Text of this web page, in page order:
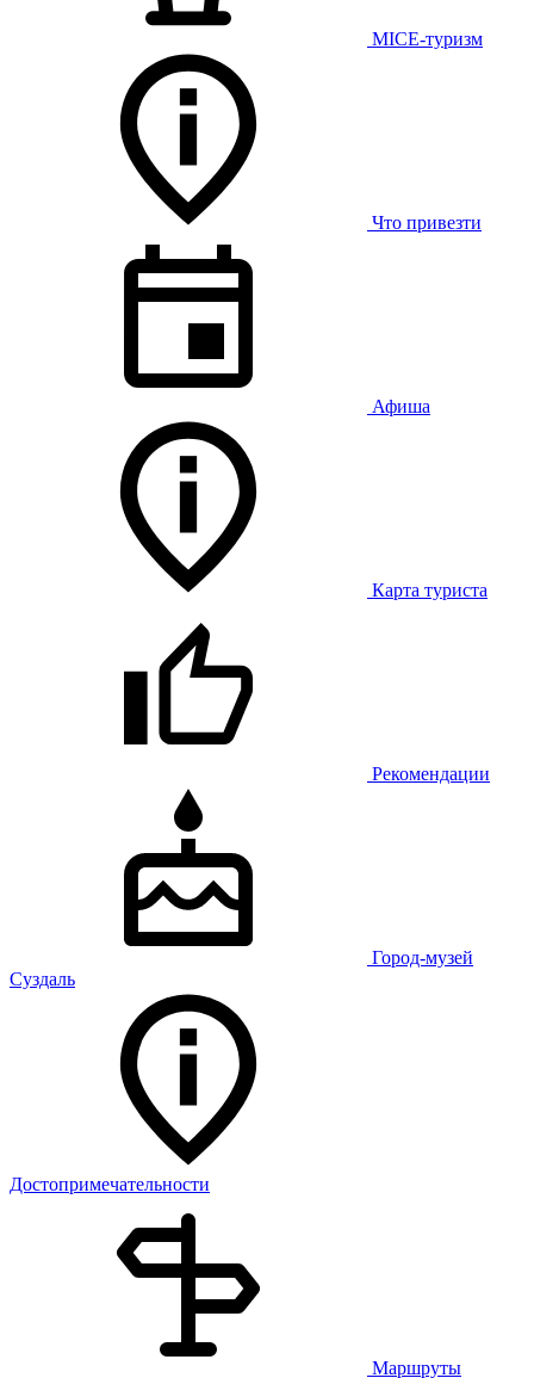
MICE-туризм
Что привезти
Афиша
Карта туриста
Рекомендации
Город-музей
Суздаль
Достопримечательности
Маршруты